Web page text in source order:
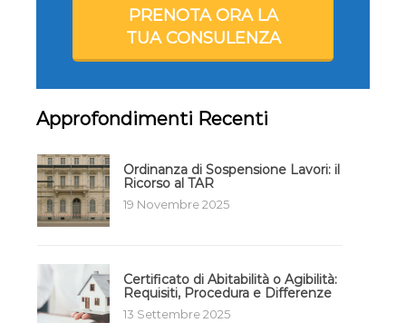
PRENOTA ORA LA
TUA CONSULENZA
Approfondimenti Recenti
Ordinanza di Sospensione Lavori: il
Ricorso al TAR
19 Novembre 2025
Certificato di Abitabilità o Agibilità:
Requisiti, Procedura e Differenze
13 Settembre 2025